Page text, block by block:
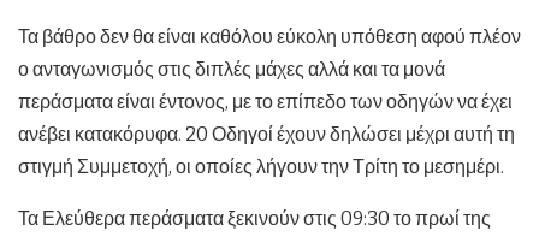
Τα βάθρο δεν θα είναι καθόλου εύκολη υπόθεση αφού πλέον
ο ανταγωνισμός στις διπλές μάχες αλλά και τα μονά
περάσματα είναι έντονος, με το επίπεδο των οδηγών να έχει
ανέβει κατακόρυφα. 20 Οδηγοί έχουν δηλώσει μέχρι αυτή τη
στιγμή Συμμετοχή, οι οποίες λήγουν την Τρίτη το μεσημέρι.
Τα Ελεύθερα περάσματα ξεκινούν στις 09:30 το πρωί της